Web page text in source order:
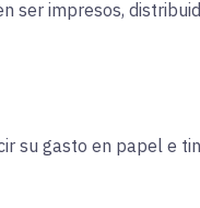
ser impresos,
su gasto en papel e